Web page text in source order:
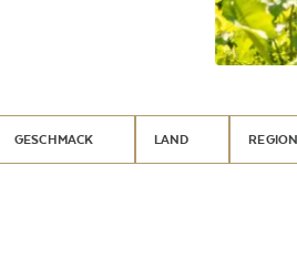
GESCHMACK LAND REGION